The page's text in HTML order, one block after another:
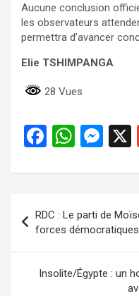
Aucune conclusion
les observateurs
permettra d’avancer
Elie TSHIMPANGA
28 Vues
F
ce
b
o
o
k
W
at
A
p
p
M
se
n
g
er
de
l’article
RDC : Le parti de
forces
Insolite/Égypte : un